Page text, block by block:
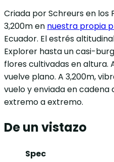
Criada por Schreurs en los
3,200m en nuestra propia
Ecuador. El estrés
Explorer hasta un casi-
flores cultivadas en altura.
vuelve plano. A 3,200m,
vuelo y enviada en
extremo a extremo.
De un vistazo
Spec